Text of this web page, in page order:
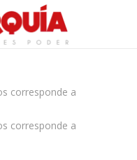
corresponde a
corresponde a